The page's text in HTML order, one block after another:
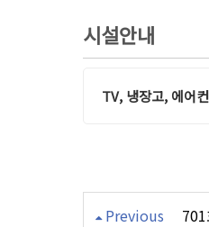
시설안내
TV, 냉장고, 에어
Previous